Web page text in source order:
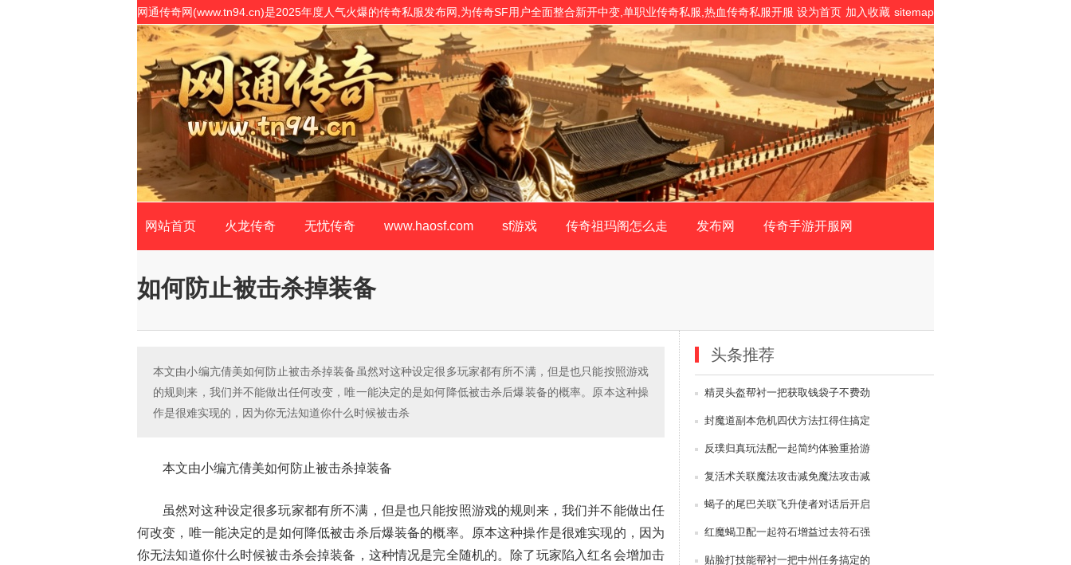
设为首页 加入收藏 sitemap
网通传奇网(www.tn94.cn)是2025年度人气火爆的传奇私服发布网,为传奇SF用户全面整合新开中变,单职业传奇私服,热血传奇私服开服
表,是传奇私服网站客户最信赖的传奇SF开原版!
网站首页 火龙传奇 无忧传奇 www.haosf.com sf游戏 传奇祖玛阁怎么走 发布网 传奇手游开服网
如何防止被击杀掉装备
本文由小编亢倩美如何防止被击杀掉装备虽然对这种设定很多玩家都有所不满，但是也只能按照游戏
的规则来，我们并不能做出任何改变，唯一能决定的是如何降低被击杀后爆装备的概率。原本这种操
作是很难实现的，因为你无法知道你什么时候被击杀
本文由小编亢倩美如何防止被击杀掉装备
虽然对这种设定很多玩家都有所不满，但是也只能按照游戏的规则来，我们并不能做出任
何改变，唯一能决定的是如何降低被击杀后爆装备的概率。原本这种操作是很难实现的，因为
你无法知道你什么时候被击杀会掉装备，这种情况是完全随机的。除了玩家陷入红名会增加击
头条推荐
精灵头盔帮衬一把获取钱袋子不费劲
封魔道副本危机四伏方法扛得住搞定
反璞归真玩法配一起简约体验重拾游
复活术关联魔法攻击减免魔法攻击减
蝎子的尾巴关联飞升使者对话后开启
红魔蝎卫配一起符石增益过去符石强
贴脸打技能帮衬一把中州任务搞定的